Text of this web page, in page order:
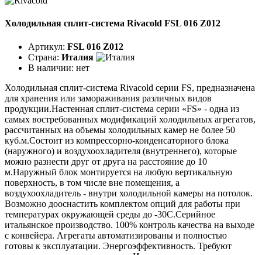
Холодильная сплит-система Rivacold FSL 016 Z012
Артикул: FSL 016 Z012
Страна: Италия
В наличии: нет
Холодильная сплит-система Rivacold серии FS, предназначена
для хранения или замораживания различных видов
продукции.Настенная сплит-система серии «FS» - одна из
самых востребованных модификаций холодильных агрегатов,
рассчитанных на объемы холодильных камер не более 50
куб.м.Состоит из компрессорно-конденсаторного блока
(наружного) и воздухоохладителя (внутреннего), которые
можно разнести друг от друга на расстояние до 10
м.Наружный блок монтируется на любую вертикальную
поверхность, в том числе вне помещения, а
воздухоохладитель - внутри холодильной камеры на потолок.
Возможно дооснастить комплектом опций для работы при
температурах окружающей среды до -30С.Серийное
итальянское производство. 100% контроль качества на выходе
с конвейера. Агрегаты автоматизированы и полностью
готовы к эксплуатации. Энергоэффективность. Требуют